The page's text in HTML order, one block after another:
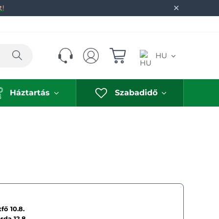
✕
Keresés HU
Háztartás Szabadidő
10.8.